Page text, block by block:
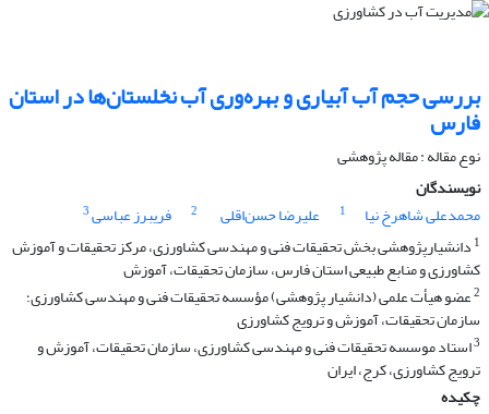
بررسی حجم آب آبیاری و بهره‌وری آب نخلستان‌ها در استان
فارس
نوع مقاله : مقاله پژوهشی
نویسندگان
محمدعلی شاهرخ نیا
1 علیرضا حسن‌اقلی 2 فریبرز عباسی3
1 دانشیارپژوهشی بخش تحقیقات فنی و مهندسی کشاورزی، مرکز تحقیقات و آموزش
کشاورزی و منابع طبیعی استان فارس، سازمان تحقیقات، آموزش
2عضو هیأت علمی (دانشیار پژوهشی) مؤسسه تحقیقات فنی و مهندسی کشاورزی؛
سازمان تحقیقات، آموزش و ترویج کشاورزی
3استاد موسسه تحقیقات فنی و مهندسی کشاورزی، سازمان تحقیقات، آموزش و
ترویج کشاورزی، کرج، ایران
چکیده